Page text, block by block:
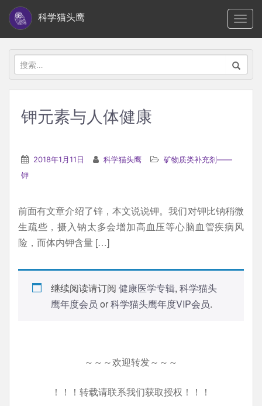
i
科学猫头鹰
搜
索：
钾元素与人体健康
2018年1月11日 科学猫头鹰
矿物质类补充剂——
钾
前面有文章介绍了锌，本文说说钾。我们对钾比钠稍微
生疏些，摄入钠太多会增加高血压等心脑血管疾病风
险，而体内钾含量 […]
继续阅读请订阅 健康医学专辑, 科学猫头
鹰年度会员 or科学猫头鹰年度VIP会员.
～～～欢迎转发～～～
！！！转载请联系我们获取授权！！！